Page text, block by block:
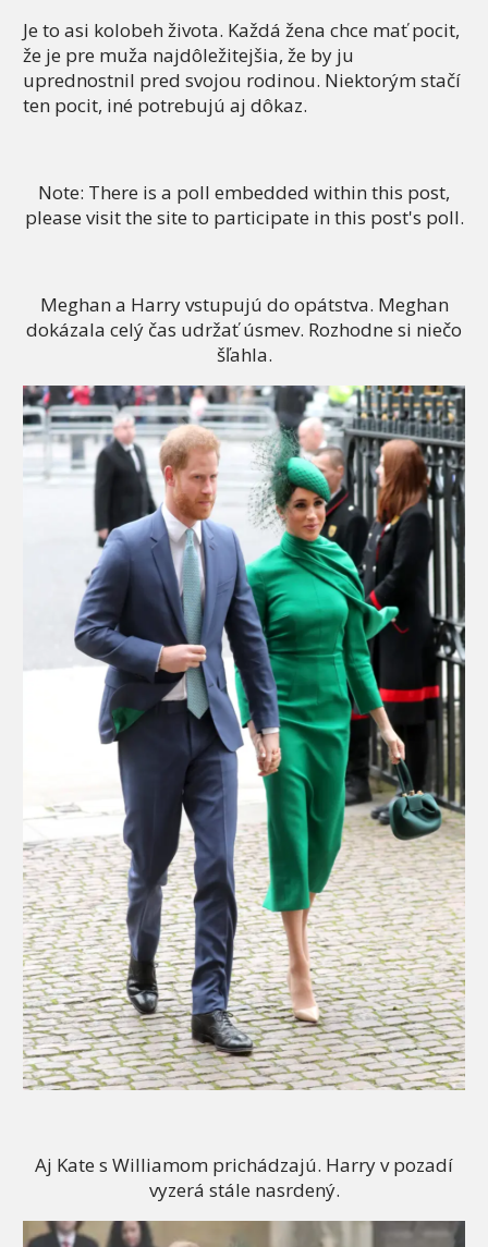
Je to asi kolobeh života. Každá žena chce mať pocit,
že je pre muža najdôležitejšia, že by ju
uprednostnil pred svojou rodinou. Niektorým stačí
ten pocit, iné potrebujú aj dôkaz.
Note: There is a poll embedded within this post,
please visit the site to participate in this post's poll.
Meghan a Harry vstupujú do opátstva. Meghan
dokázala celý čas udržať úsmev. Rozhodne si niečo
šľahla.
Aj Kate s Williamom prichádzajú. Harry v pozadí
vyzerá stále nasrdený.